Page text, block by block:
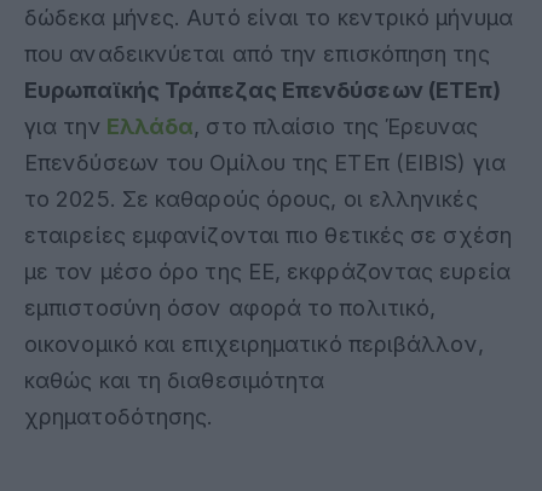
δώδεκα μήνες. Αυτό είναι το κεντρικό μήνυμα
που αναδεικνύεται από την επισκόπηση της
Ευρωπαϊκής Τράπεζας Επενδύσεων (ΕΤΕπ)
για την Ελλάδα, στο πλαίσιο της Έρευνας
Επενδύσεων του Ομίλου της ΕΤΕπ (EIBIS) για
το 2025. Σε καθαρούς όρους, οι ελληνικές
εταιρείες εμφανίζονται πιο θετικές σε σχέση
με τον μέσο όρο της ΕΕ, εκφράζοντας ευρεία
εμπιστοσύνη όσον αφορά το πολιτικό,
οικονομικό και επιχειρηματικό περιβάλλον,
καθώς και τη διαθεσιμότητα
χρηματοδότησης.